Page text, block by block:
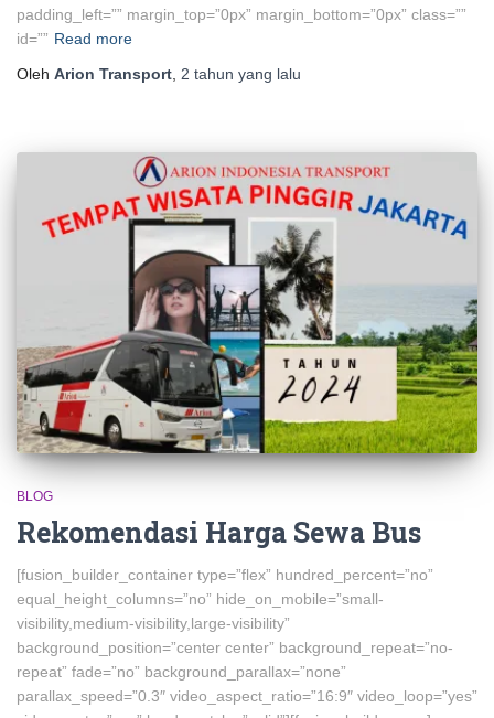
padding_left=”” margin_top=”0px” margin_bottom=”0px” class=””
id=”” Read more
Oleh Arion Transport 2 tahun yang lalu
BLOG
Rekomendasi Harga Sewa Bus
[fusion_builder_container type=”flex” hundred_percent=”no”
equal_height_columns=”no” hide_on_mobile=”small-
visibility,medium-visibility,large-visibility”
background_position=”center center” background_repeat=”no-
repeat” fade=”no” background_parallax=”none”
parallax_speed=”0.3″ video_aspect_ratio=”16:9″ video_loop=”yes”